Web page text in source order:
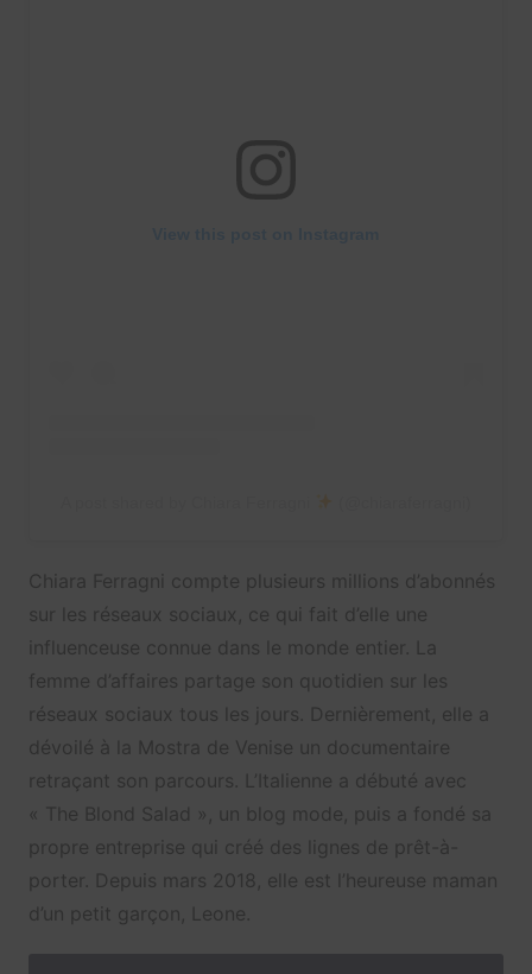
Chiara Ferragni compte plusieurs millions d’abonnés
sur les réseaux sociaux, ce qui fait d’elle une
influenceuse connue dans le monde entier. La
femme d’affaires partage son quotidien sur les
réseaux sociaux tous les jours. Dernièrement, elle a
dévoilé à la Mostra de Venise un documentaire
retraçant son parcours. L’Italienne a débuté avec
« The Blond Salad », un blog mode, puis a fondé sa
propre entreprise qui créé des lignes de prêt-à-
porter. Depuis mars 2018, elle est l’heureuse maman
d’un petit garçon, Leone.